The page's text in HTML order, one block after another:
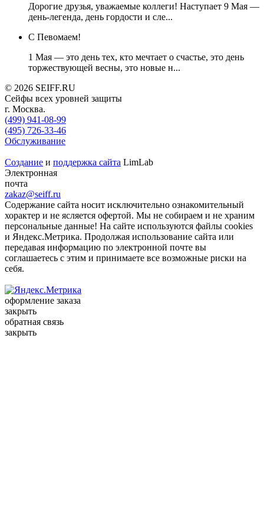
Дорогие друзья, уважаемые коллеги! Наступает 9 Мая —
день-легенда, день гордости и сле...
C Певомаем!
1 Мая — это день тех, кто мечтает о счастье, это день
торжествующей весны, это новые н...
© 2026 SEIFF.RU
Cейфы всех уровней защиты
г. Москва.
(499) 941-08-99
(495) 726-33-46
‎Обслуживание
Создание и поддержка сайта LimLab
Электронная
почта
zakaz@seiff.ru
Содержание сайта носит исключительно ознакомительный
хорактер и не ясляется офертой. Мы не собираем и не храним
персональные данные! На сайте используются файлы cookies
и Яндекс.Метрика. Продолжая использование сайта или
передавая информацию по электронной почте вы
соглашаетесь с этим и принимаете все возможные риски на
себя.
оформление заказа
закрыть
обратная связь
закрыть